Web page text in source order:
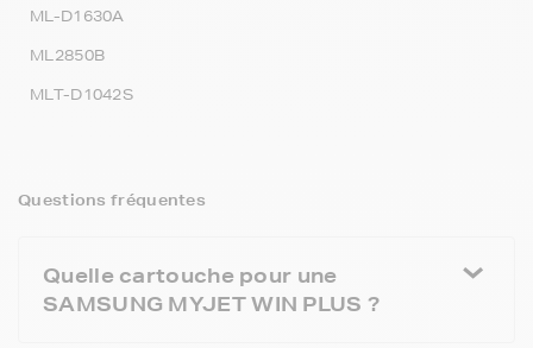
ML-D1630A
ML2850B
MLT-D1042S
Questions fréquentes
Quelle cartouche pour une
SAMSUNG MYJET WIN PLUS ?